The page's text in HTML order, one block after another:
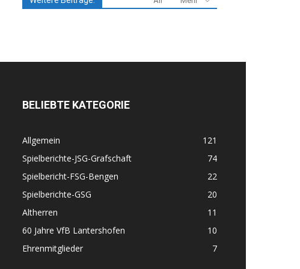
BELIEBTE KATEGORIE
Allgemein
121
Spielberichte-JSG-Grafschaft
74
Spielbericht-FSG-Bengen
22
Spielberichte-GSG
20
Altherren
11
60 Jahre VfB Lantershofen
10
Ehrenmitglieder
7